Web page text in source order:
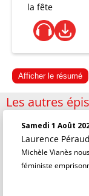
la fête
Afficher le résumé
Les autres
Samedi 1 Août
Laurence Péraud
Michèle Vianès
féministe